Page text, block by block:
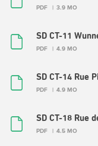
PDF 3.9 MO
SD CT-11
PDF 4.9 MO
SD CT-14 Rue
PDF 4.9 MO
SD CT-18 Rue
PDF 4.5 MO